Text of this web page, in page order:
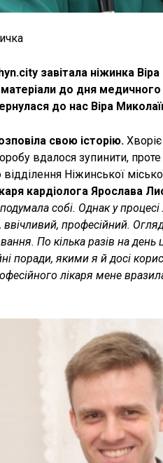
завітала ніжинка
до дня
до нас Віра
свою історію.
вдалося зупинити,
відділення Ніжинської
­кардіолога Ярослава
собі. Однак у
професійний.
По кілька разів на
поради, якими я й досі
лікаря мене